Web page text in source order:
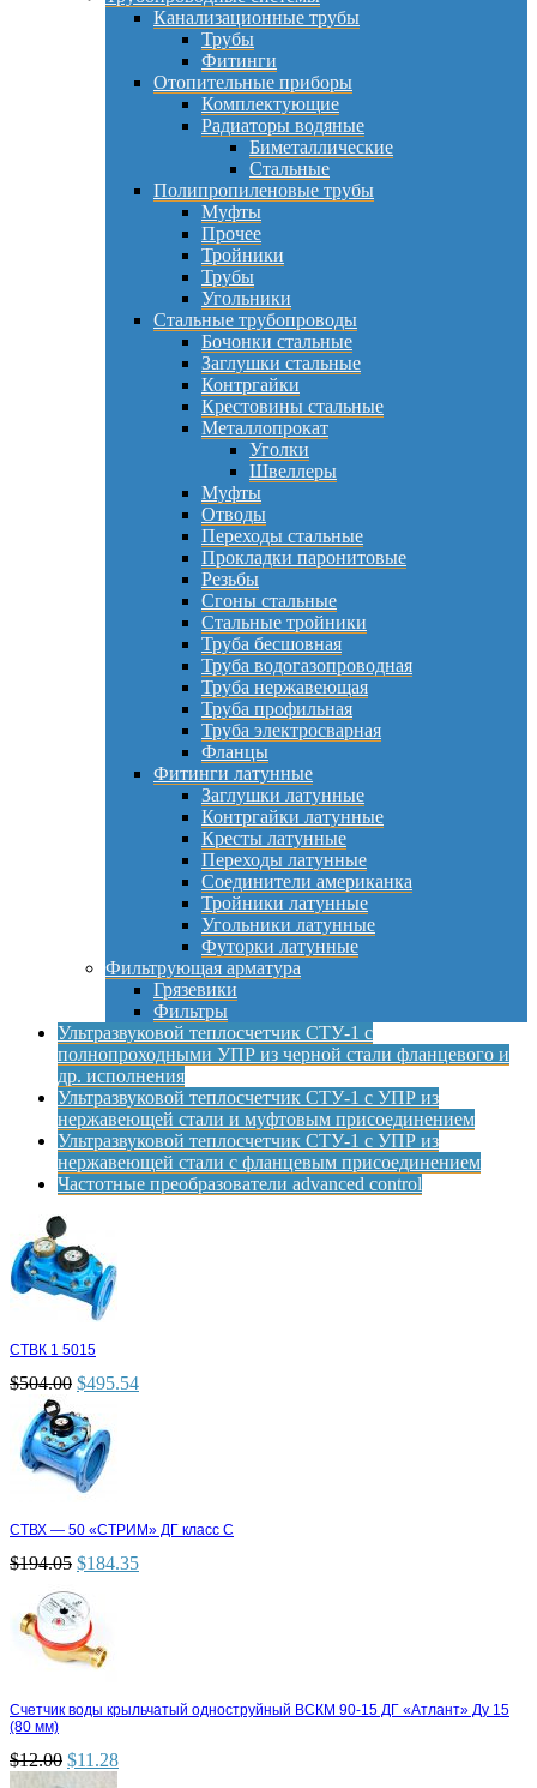
Канализационные трубы
Трубы
Фитинги
Отопительные приборы
Комплектующие
Радиаторы водяные
Биметаллические
Стальные
Полипропиленовые трубы
Муфты
Прочее
Тройники
Трубы
Угольники
Стальные трубопроводы
Бочонки стальные
Заглушки стальные
Контргайки
Крестовины стальные
Металлопрокат
Уголки
Швеллеры
Муфты
Отводы
Переходы стальные
Прокладки паронитовые
Резьбы
Сгоны стальные
Стальные тройники
Труба бесшовная
Труба водогазопроводная
Труба нержавеющая
Труба профильная
Труба электросварная
Фланцы
Фитинги латунные
Заглушки латунные
Контргайки латунные
Кресты латунные
Переходы латунные
Соединители американка
Тройники латунные
Угольники латунные
Футорки латунные
Фильтрующая арматура
Грязевики
Фильтры
Ультразвуковой теплосчетчик СТУ-1 с
полнопроходными УПР из черной стали фланцевого и
др. исполнения
Ультразвуковой теплосчетчик СТУ-1 с УПР из
нержавеющей стали и муфтовым присоединением
Ультразвуковой теплосчетчик СТУ-1 с УПР из
нержавеющей стали с фланцевым присоединением
Частотные преобразователи advanced control
СТВК 1 5015
$504.00 $495.54
СТВХ — 50 «СТРИМ» ДГ класс С
$194.05 $184.35
Счетчик воды крыльчатый одноструйный ВСКМ 90-15 ДГ «Атлант» Ду 15
(80 мм)
$12.00 $11.28